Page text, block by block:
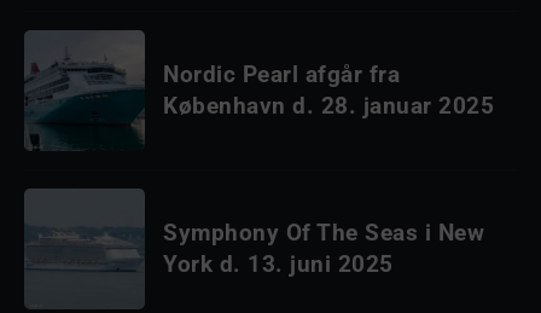
Nordic Pearl afgår fra
København d. 28. januar 2025
Symphony Of The Seas i New
York d. 13. juni 2025